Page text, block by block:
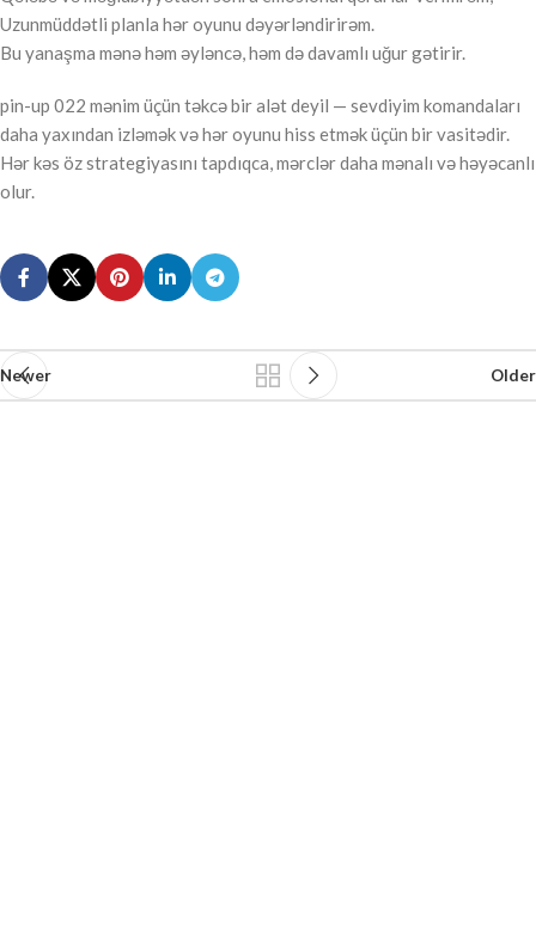
Uzunmüddətli planla hər oyunu dəyərləndirirəm.
Bu yanaşma mənə həm əyləncə, həm də davamlı uğur gətirir.
pin-up 022 mənim üçün təkcə bir alət deyil — sevdiyim komandaları
daha yaxından izləmək və hər oyunu hiss etmək üçün bir vasitədir.
Hər kəs öz strategiyasını tapdıqca, mərclər daha mənalı və həyəcanlı
olur.
Newer Older